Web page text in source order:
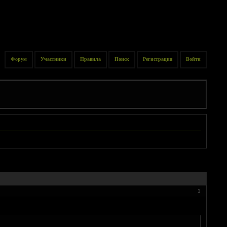
Форум Участники Правила Поиск Регистрация Войти
1